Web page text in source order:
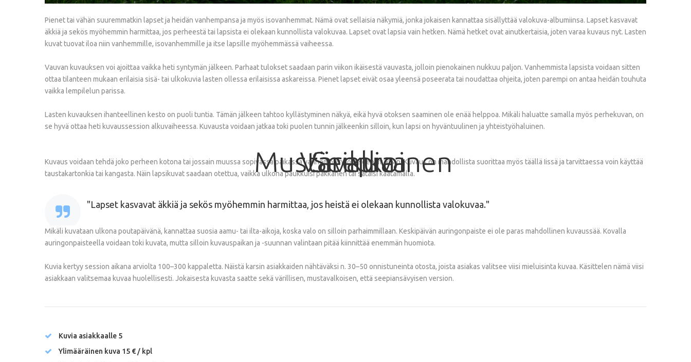
Pienet tai vähän suuremmatkin lapset ja heidän vanhempansa ja myös isovanhemmat. Nämä ovat sellaisia näkymiä, jonka jokaisen kannattaa sisällyttää valokuva-albumiinsa. Lapset kasvavat
äkkiä ja sekös myöhemmin harmittaa, jos perheestä tai lapsista ei olekaan kunnollista valokuvaa. Lapset ovat lapsia vain hetken. Nämä hetket ovat ainutkertaisia, joten varaa kuvaus nyt. Lasten
kuvat tuovat iloa niin vanhemmille, isovanhemmille ja itse lapsille myöhemmässä vaiheessa.
Vauvan kuvauksen voi ajoittaa vaikka heti syntymän jälkeen. Parhaat tulokset saadaan parin viikon ikäisestä vauvasta, jolloin pienokainen nukkuu paljon. Vanhemmista lapsista voidaan sitten
ottaa tilanteen mukaan erilaisia sisä- tai ulkokuvia lasten ollessa erilaisissa askareissa. Pienet lapset eivät osaa yleensä poseerata tai noudattaa ohjeita, joten parempi on antaa heidän touhuta
vaikka lempilelun parissa.
Lasten kuvauksen ihanteellinen kesto on puoli tuntia. Tämän jälkeen tahtoo kyllästyminen näkyä, eikä hyvä otoksen saaminen ole enää helppoa. Mikäli haluatte samalla myös perhekuvan, on
se hyvä ottaa heti kuvaussession alkuvaiheessa. Kuvausta voidaan jatkaa toki puolen tunnin jälkeenkin silloin, kun lapsi on hyväntuulinen ja yhteistyöhaluinen.
Värikuva
Mustavalkoinen
Seepia
Kuvaus voidaan tehdä joko perheen kotona tai jossain muussa sopivassa paikassa vanhempien toiveiden mukaan. Kuvaus on mahdollista suorittaa myös täällä Iissä ja tarvittaessa voin käyttää
taustakartonkia tai kangasta. Näin lapsikuvat saadaan otettua, vaikka ulkona paukkuisi pakkanen tai sataisi kaatamalla.
Lapset kasvavat äkkiä ja sekös myöhemmin harmittaa, jos heistä ei olekaan kunnollista valokuvaa.
Mikäli kuvataan ulkona poutapäivänä, kannattaa suosia aamu- tai ilta-aikoja, koska valo on silloin parhaimmillaan. Keskipäivän auringonpaiste ei ole paras mahdollinen kuvaussää. Kovalla
auringonpaisteella voidaan toki kuvata, mutta silloin kuvauspaikan ja -suunnan valintaan pitää kiinnittää enemmän huomiota.
Kuvia kertyy session aikana arviolta 100–300 kappaletta. Näistä karsin asiakkaiden nähtäväksi n. 30–50 onnistuneinta otosta, joista asiakas valitsee viisi mieluisinta kuvaa. Käsittelen nämä viisi
asiakkaan valitsemaa kuvaa huolellisesti. Jokaisesta kuvasta saatte sekä värillisen, mustavalkoisen, että seepiansävyisen version.
Kuvia asiakkaalle 5
Ylimääräinen kuva 15 € / kpl